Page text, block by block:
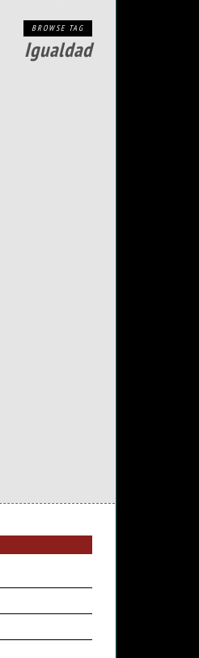
BROWSE TAG
Igualdad